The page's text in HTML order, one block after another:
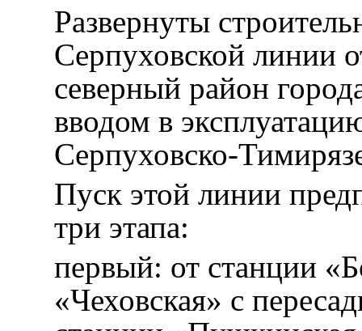
Развернуты
Серпуховской линии
северный район
вводом в
Серпуховско-
Пуск этой линии
три этапа:
первый: от станции
«Чеховская» с